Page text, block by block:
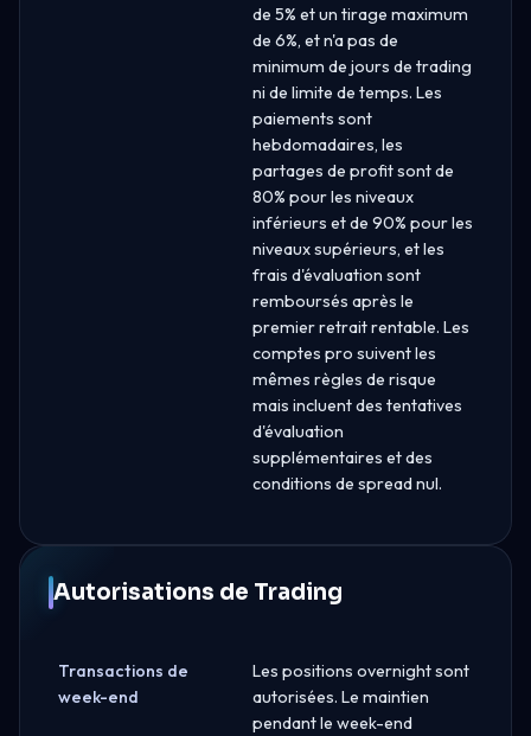
de 5% et un tirage maximum
de 6%, et n'a pas de
minimum de jours de trading
ni de limite de temps. Les
paiements sont
hebdomadaires, les
partages de profit sont de
80% pour les niveaux
inférieurs et de 90% pour les
niveaux supérieurs, et les
frais d'évaluation sont
remboursés après le
premier retrait rentable. Les
comptes pro suivent les
mêmes règles de risque
mais incluent des tentatives
d'évaluation
supplémentaires et des
conditions de spread nul.
Autorisations de Trading
Transactions de
week-end
Les positions overnight sont
autorisées. Le maintien
pendant le week-end